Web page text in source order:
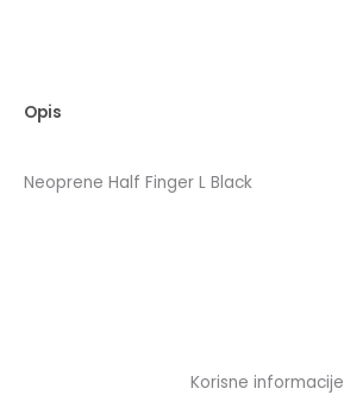
Opis
Neoprene Half Finger L Black
Korisne informacije